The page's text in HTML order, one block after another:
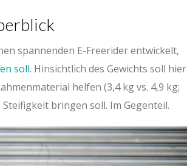
spannenden E-Freerider entwickelt,
soll. Hinsichtlich des Gewichts soll hier
helfen (3,4 kg vs. 4,9 kg;
bringen soll. Im Gegenteil.